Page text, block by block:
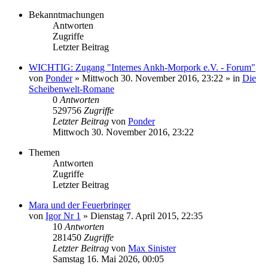
Bekanntmachungen
Antworten
Zugriffe
Letzter Beitrag
WICHTIG: Zugang "Internes Ankh-Morpork e.V. - Forum"
von Ponder» Mittwoch 30. November 2016, 23:22 » in Die
Scheibenwelt-Romane
0 Antworten
529756 Zugriffe
Letzter Beitrag von Ponder
Mittwoch 30. November 2016, 23:22
Themen
Antworten
Zugriffe
Letzter Beitrag
Mara und der Feuerbringer
von Igor Nr 1 » Dienstag 7. April 2015, 22:35
10 Antworten
281450 Zugriffe
Letzter Beitrag von Max Sinister
Samstag 16. Mai 2026, 00:05